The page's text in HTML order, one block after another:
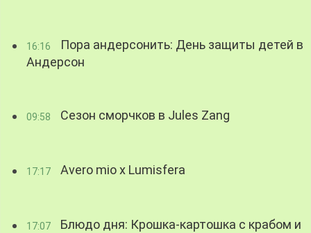
16:16
Пора андерсонить: День защиты детей в
Андерсон
09:58 Сезон сморчков в Jules Zang
17:17 Avero mio x Lumisfera
17:07 Блюдо дня: Крошка-картошка с крабом и